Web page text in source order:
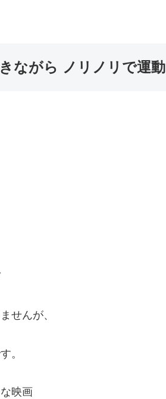
ながら ノリノリで運動
せんが、
。
映画